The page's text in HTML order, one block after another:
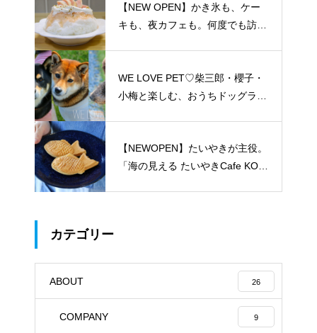
【NEW OPEN】かき氷も、ケー
キも、夜カフェも。何度でも訪れ
WE LOVE PET♡柴三郎・櫻子・
小梅と楽しむ、おうちドッグラン
【NEWOPEN】たいやきが主役。
「海の見える たいやきCafe KOM
カテゴリー
ABOUT 26
COMPANY 9